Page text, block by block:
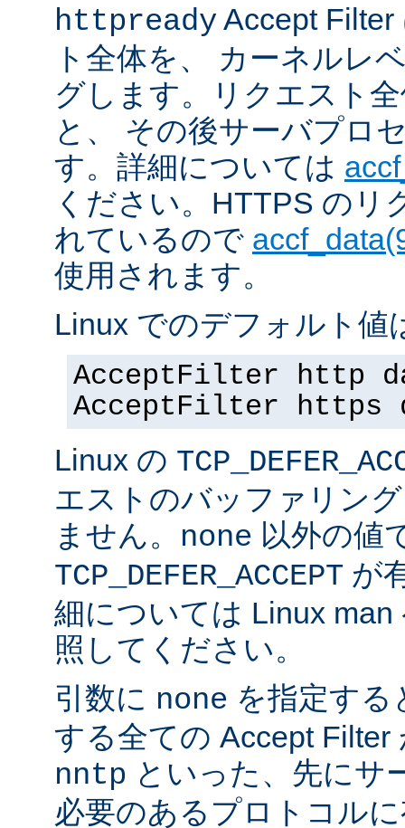
httpready Accept
ト全体を、 カーネルレ
グします。リクエスト
と、 その後サーバプロ
す。詳細については
ください。HTTPS のリ
れているので
使用されます。
Linux でのデフォルト値
AcceptFilter http
AcceptFilter https
Linux の
エストのバッファリン
ません。 none 以外の値
TCP_DEFER_ACCEPT が
細については Linux
照してください。
引数に none を指定す
する全ての Accept Filter
nntp といった、先にサ
必要のあるプロトコル